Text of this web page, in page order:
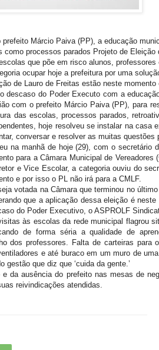
Márcio Paiva (PP), a educação
como processos parados Projeto de Eleição
que põe em risco alunos,
ocupar hoje a prefeitura por uma
de Lauro de Freitas estão neste momento
descaso do Poder Executo com a
com o prefeito Márcio Paiva (PP), para
das escolas, processos parados,
hoje resolveu se instalar na casa
conversar e resolver as muitas questões
na manhã de hoje (29), com o secretário
para a Câmara Municipal de Vereadores
e Vice Escolar, a categoria ouviu do
e por isso o PL não irá para a CMLF.
votada na Câmara que terminou no
que a aplicação dessa eleição é
do Poder Executivo, o ASPROLF
às escolas da rede municipal flagrou
de forma séria a qualidade de
dos professores. Falta de carteiras para
e até buraco em um muro de
gestão que diz que ‘cuida da gente.’
da ausência do prefeito nas mesas de
reivindicações atendidas.